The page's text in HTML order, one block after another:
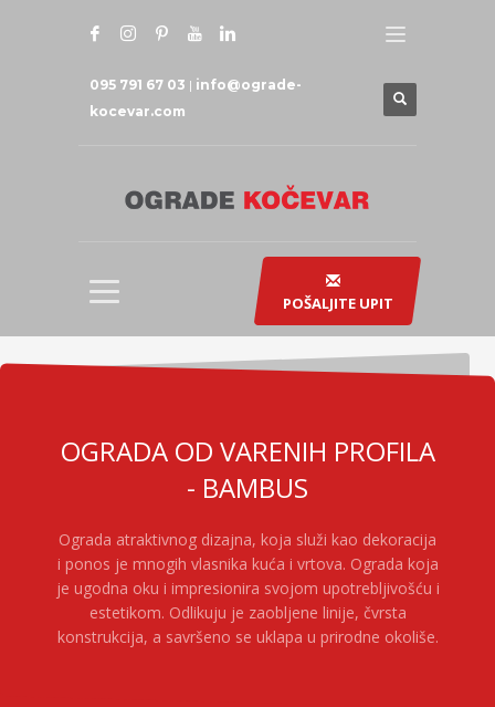
095 791 67 03 | info@ograde-
kocevar.com
POŠALJITE UPIT
OGRADA OD VARENIH PROFILA
- BAMBUS
Ograda atraktivnog dizajna, koja služi kao dekoracija
i ponos je mnogih vlasnika kuća i vrtova. Ograda koja
je ugodna oku i impresionira svojom upotrebljivošću i
estetikom. Odlikuju je zaobljene linije, čvrsta
konstrukcija, a savršeno se uklapa u prirodne okoliše.